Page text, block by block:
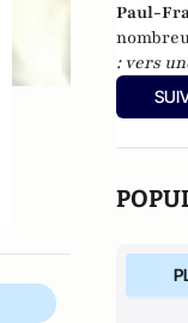
Paul-
: vers